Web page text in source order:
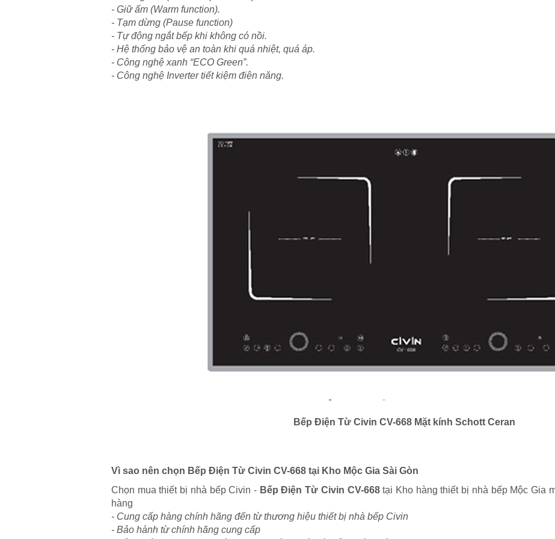
- Giữ ấm (Warm function).
- Tạm dừng (Pause function)
- Tự động ngắt bếp khi không có nồi.
- Hệ thống bảo vệ an toàn khi quá nhiệt, quá áp.
- Công nghệ xanh “ECO Green”.
- Công nghệ Inverter tiết kiệm điện năng.
Bếp Điện Từ Civin CV-668 Mặt kính Schott Ceran
Vì sao nên chọn Bếp Điện Từ Civin CV-668 tại Kho Mộc Gia Sài Gòn
Chọn mua thiết bị nhà bếp Civin - Bếp Điện Từ Civin CV-668tại Kho hàng thiết bị nhà bếp Mộc Gia
hàng
- Cung cấp hàng chính hãng đến từ thương hiệu thiết bị nhà bếp Civin
- Bảo hành từ chính hãng cung cấp